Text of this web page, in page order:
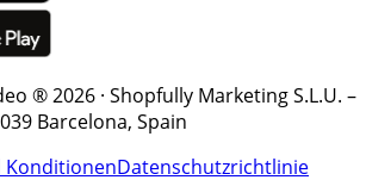
® 2026 · Shopfully Marketing S.L.U. –
Barcelona, Spain
KonditionenDatenschutzrichtlinie